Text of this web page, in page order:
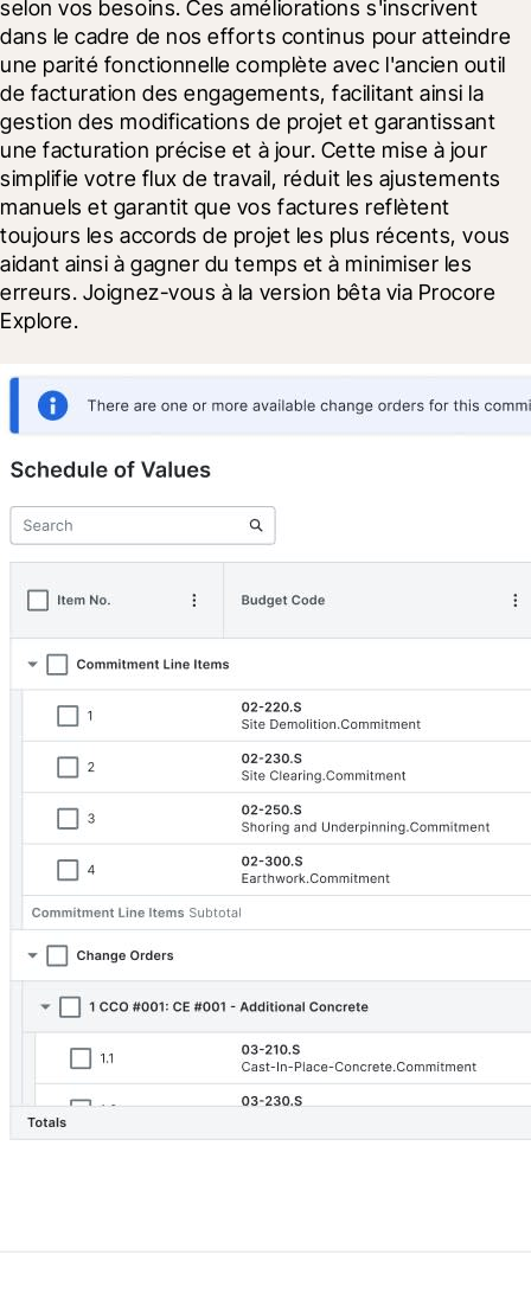
selon vos besoins. Ces améliorations s'inscrivent
dans le cadre de nos efforts continus pour atteindre
une parité fonctionnelle complète avec l'ancien outil
de facturation des engagements, facilitant ainsi la
gestion des modifications de projet et garantissant
une facturation précise et à jour. Cette mise à jour
simplifie votre flux de travail, réduit les ajustements
manuels et garantit que vos factures reflètent
toujours les accords de projet les plus récents, vous
aidant ainsi à gagner du temps et à minimiser les
erreurs. Joignez-vous à la version bêta via Procore
Explore.